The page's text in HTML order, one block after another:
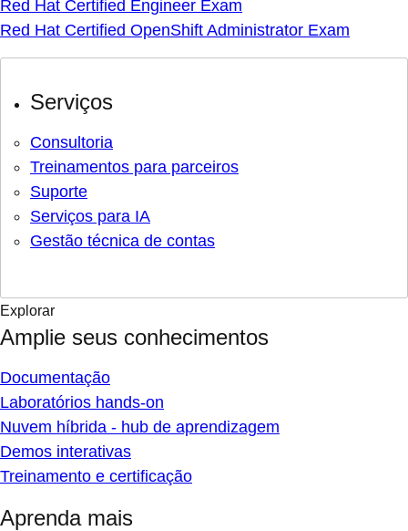
Red Hat Certified Engineer Exam
Red Hat Certified OpenShift Administrator Exam
Serviços
Consultoria
Treinamentos para parceiros
Suporte
Serviços para IA
Gestão técnica de contas
Explorar
Amplie seus conhecimentos
Documentação
Laboratórios hands-on
Nuvem híbrida - hub de aprendizagem
Demos interativas
Treinamento e certificação
Aprenda mais